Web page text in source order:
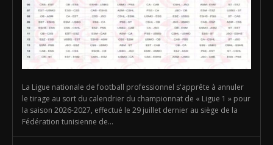
La Ligue nationale de football professionnel s'apprête à annuler
le tirage au sort du calendrier du championnat de « Ligue 1 » pour
la saison 2026-2027, effectué le 29 juillet dernier au siège de la
Fédération tunisienne de...